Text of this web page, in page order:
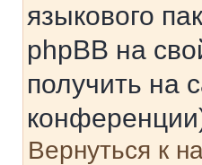
языкового
phpBB на
получить на
Вернуться к